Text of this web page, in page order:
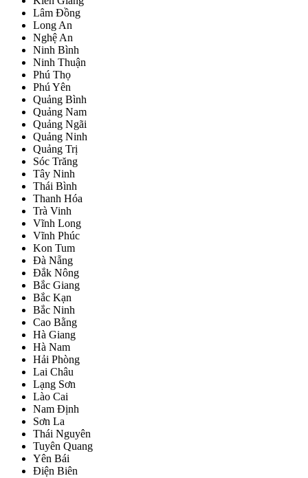
Lâm Đồng
Long An
Nghệ An
Ninh Bình
Ninh Thuận
Phú Thọ
Phú Yên
Quảng Bình
Quảng Nam
Quảng Ngãi
Quảng Ninh
Quảng Trị
Sóc Trăng
Tây Ninh
Thái Bình
Thanh Hóa
Trà Vinh
Vĩnh Long
Vĩnh Phúc
Kon Tum
Đà Nẵng
Đắk Nông
Bắc Giang
Bắc Kạn
Bắc Ninh
Cao Bằng
Hà Giang
Hà Nam
Hải Phòng
Lai Châu
Lạng Sơn
Lào Cai
Nam Định
Sơn La
Thái Nguyên
Tuyên Quang
Yên Bái
Điện Biên